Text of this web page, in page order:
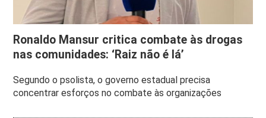
Ronaldo Mansur critica combate às drogas
nas comunidades: ‘Raiz não é lá’
Segundo o psolista, o governo estadual precisa
concentrar esforços no combate às organizações